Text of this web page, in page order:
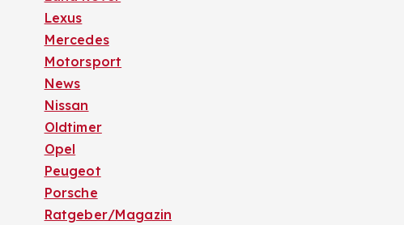
Lexus
Mercedes
Motorsport
News
Nissan
Oldtimer
Opel
Peugeot
Porsche
Ratgeber/Magazin